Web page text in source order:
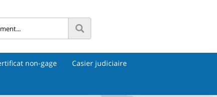
non-gage Casier judiciaire